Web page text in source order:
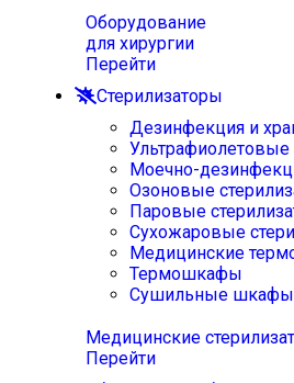
Оборудование
для хирургии
Перейти
Стерилизаторы
Дезинфекция и
Моечно-
Озоновые
Паровые
Сухожаровые
Медицинские
Термошкафы
Сушильные шкафы
Медицинские
Перейти